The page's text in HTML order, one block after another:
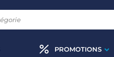
PROMOTIONS